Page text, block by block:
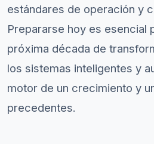
estándares de operación y
Prepararse hoy es esencial
próxima década de
los sistemas inteligentes y
motor de un crecimiento y
precedentes.